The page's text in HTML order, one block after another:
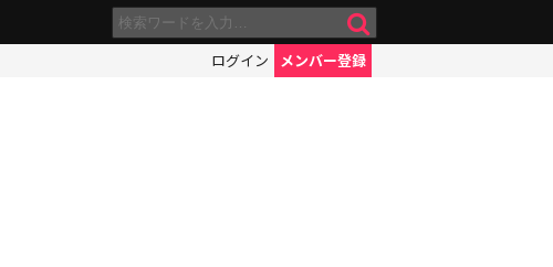
ログイン メンバー登録